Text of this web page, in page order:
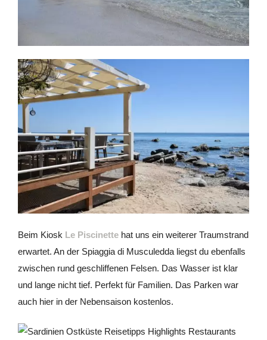
Beim Kiosk Le Piscinette hat uns ein weiterer Traumstrand
erwartet. An der Spiaggia di Musculedda liegst du ebenfalls
zwischen rund geschliffenen Felsen. Das Wasser ist klar
und lange nicht tief. Perfekt für Familien. Das Parken war
auch hier in der Nebensaison kostenlos.